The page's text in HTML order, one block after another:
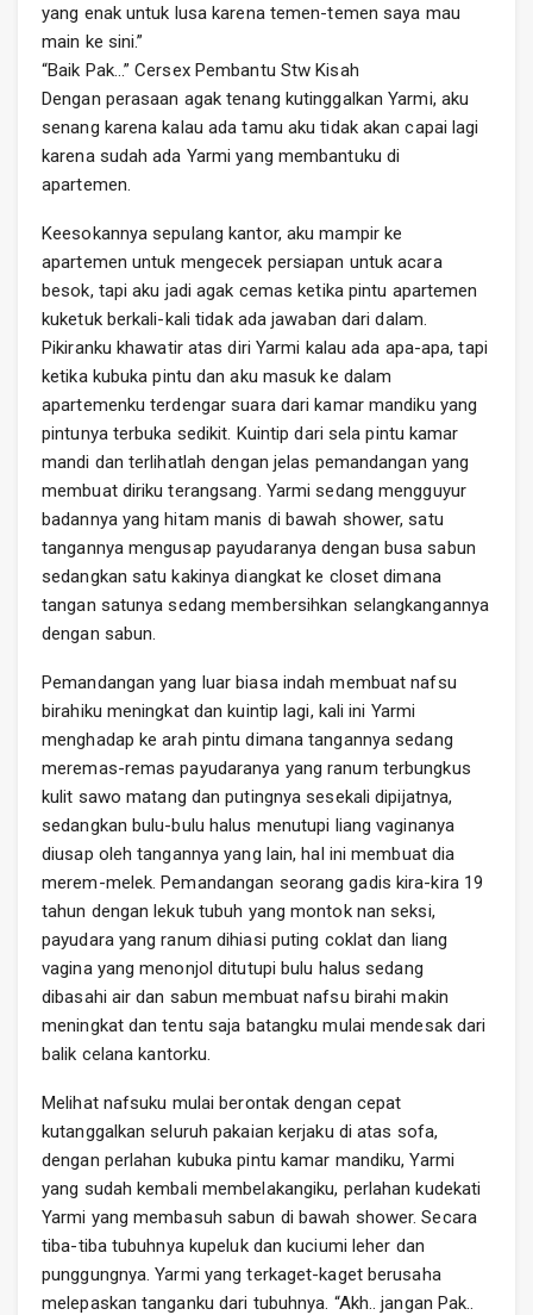
yang enak untuk lusa karena temen-temen saya mau
main ke sini.”
“Baik Pak…” Cersex Pembantu Stw Kisah
Dengan perasaan agak tenang kutinggalkan Yarmi, aku
senang karena kalau ada tamu aku tidak akan capai lagi
karena sudah ada Yarmi yang membantuku di
apartemen.
Keesokannya sepulang kantor, aku mampir ke
apartemen untuk mengecek persiapan untuk acara
besok, tapi aku jadi agak cemas ketika pintu apartemen
kuketuk berkali-kali tidak ada jawaban dari dalam.
Pikiranku khawatir atas diri Yarmi kalau ada apa-apa, tapi
ketika kubuka pintu dan aku masuk ke dalam
apartemenku terdengar suara dari kamar mandiku yang
pintunya terbuka sedikit. Kuintip dari sela pintu kamar
mandi dan terlihatlah dengan jelas pemandangan yang
membuat diriku terangsang. Yarmi sedang mengguyur
badannya yang hitam manis di bawah shower, satu
tangannya mengusap payudaranya dengan busa sabun
sedangkan satu kakinya diangkat ke closet dimana
tangan satunya sedang membersihkan selangkangannya
dengan sabun.
Pemandangan yang luar biasa indah membuat nafsu
birahiku meningkat dan kuintip lagi, kali ini Yarmi
menghadap ke arah pintu dimana tangannya sedang
meremas-remas payudaranya yang ranum terbungkus
kulit sawo matang dan putingnya sesekali dipijatnya,
sedangkan bulu-bulu halus menutupi liang vaginanya
diusap oleh tangannya yang lain, hal ini membuat dia
merem-melek. Pemandangan seorang gadis kira-kira 19
tahun dengan lekuk tubuh yang montok nan seksi,
payudara yang ranum dihiasi puting coklat dan liang
vagina yang menonjol ditutupi bulu halus sedang
dibasahi air dan sabun membuat nafsu birahi makin
meningkat dan tentu saja batangku mulai mendesak dari
balik celana kantorku.
Melihat nafsuku mulai berontak dengan cepat
kutanggalkan seluruh pakaian kerjaku di atas sofa,
dengan perlahan kubuka pintu kamar mandiku, Yarmi
yang sudah kembali membelakangiku, perlahan kudekati
Yarmi yang membasuh sabun di bawah shower. Secara
tiba-tiba tubuhnya kupeluk dan kuciumi leher dan
punggungnya. Yarmi yang terkaget-kaget berusaha
melepaskan tanganku dari tubuhnya. “Akh.. jangan Pak..